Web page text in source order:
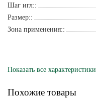
Шаг игл::
Размер::
Зона применения::
Показать все характеристики
Похожие товары